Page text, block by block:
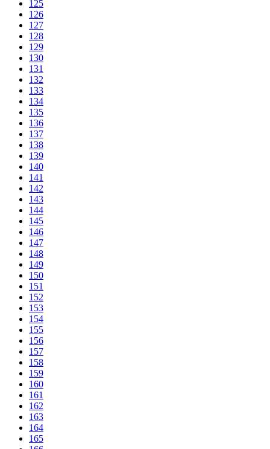
125
126
127
128
129
130
131
132
133
134
135
136
137
138
139
140
141
142
143
144
145
146
147
148
149
150
151
152
153
154
155
156
157
158
159
160
161
162
163
164
165